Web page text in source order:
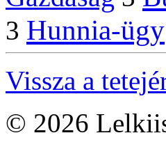
3 Hunnia-ügy
Vissza a
© 2026